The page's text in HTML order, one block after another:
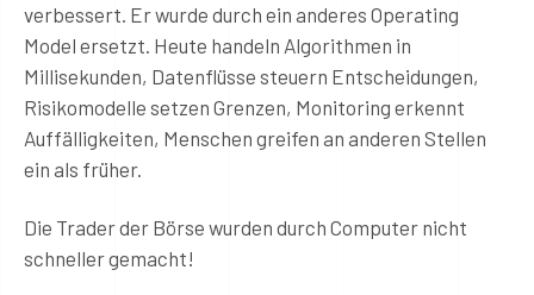
verbessert. Er wurde durch ein anderes Operating
Model ersetzt. Heute handeln Algorithmen in
Millisekunden, Datenflüsse steuern Entscheidungen,
Risikomodelle setzen Grenzen, Monitoring erkennt
Auffälligkeiten, Menschen greifen an anderen Stellen
ein als früher.
Die Trader der Börse wurden durch Computer nicht
schneller gemacht!